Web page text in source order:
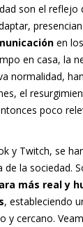
son el reflejo
en
en casa, la
normalidad,
el
poco
y Twitch, se
la sociedad.
más real y
, estableciendo
y cercano.